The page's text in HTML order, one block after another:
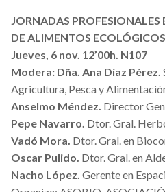
JORNADAS PROFESIONALES
DE ALIMENTOS
Jueves, 6 nov. 12’00h. N107
Modera: Dña. Ana Díaz Pérez.
Agricultura, Pesca y
Anselmo Méndez. Director
Pepe Navarro. Dtor. Gral.
Vadó Mora. Dtor. Gral. en
Oscar Pulido. Dtor. Gral. en
Nacho López.Gerente en